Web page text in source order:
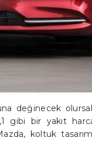
değinecek
bir yakıt
koltuk